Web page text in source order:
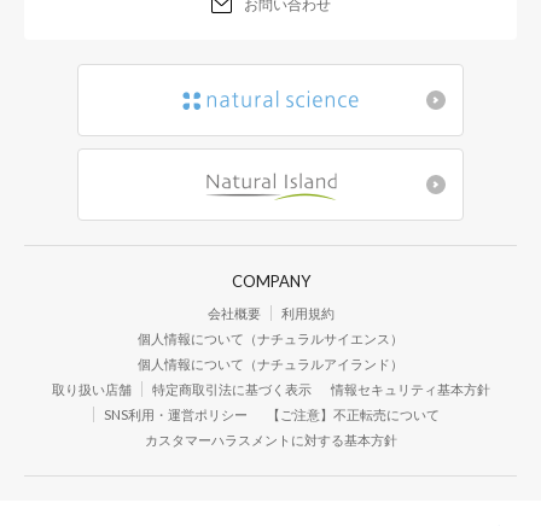
お問い合わせ
COMPANY
会社概要
利用規約
個人情報について（ナチュラルサイエンス）
個人情報について（ナチュラルアイランド）
取り扱い店舗
特定商取引法に基づく表示
情報セキュリティ基本方針
SNS利用・運営ポリシー
【ご注意】不正転売について
カスタマーハラスメントに対する基本方針